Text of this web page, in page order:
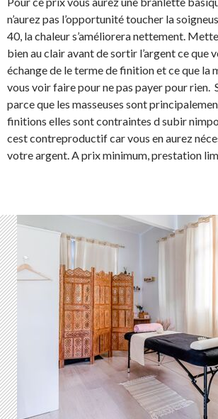
n’aurez pas l’opportunité toucher la
40, la chaleur s’améliorera nettement.
bien au clair avant de sortir l’argent ce que
échange de le terme de finition et ce que la
vous voir faire pour ne pas payer pour rien.
parce que les masseuses sont
finitions elles sont contraintes d subir
cest contreproductif car vous en aurez
votre argent. A prix minimum, prestation